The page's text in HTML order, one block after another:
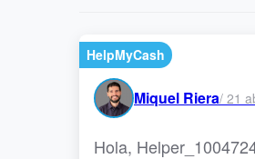
HelpMyCash
Miquel Riera/ 21
Hola,